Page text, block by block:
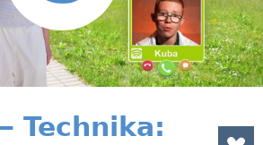
Technika: